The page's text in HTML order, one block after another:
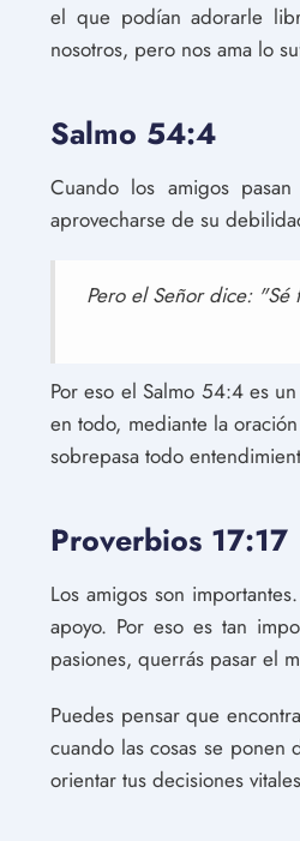
el que podían adorarle
nosotros, pero nos ama lo
Salmo 54:4
Cuando los amigos
aprovecharse de su
Pero el Señor dice: "Sé
Por eso el Salmo 54:4 es
en todo, mediante la
sobrepasa todo
Proverbios 17:17
Los amigos son
apoyo. Por eso es tan
pasiones, querrás pasar el
Puedes pensar que
cuando las cosas se ponen
orientar tus decisiones